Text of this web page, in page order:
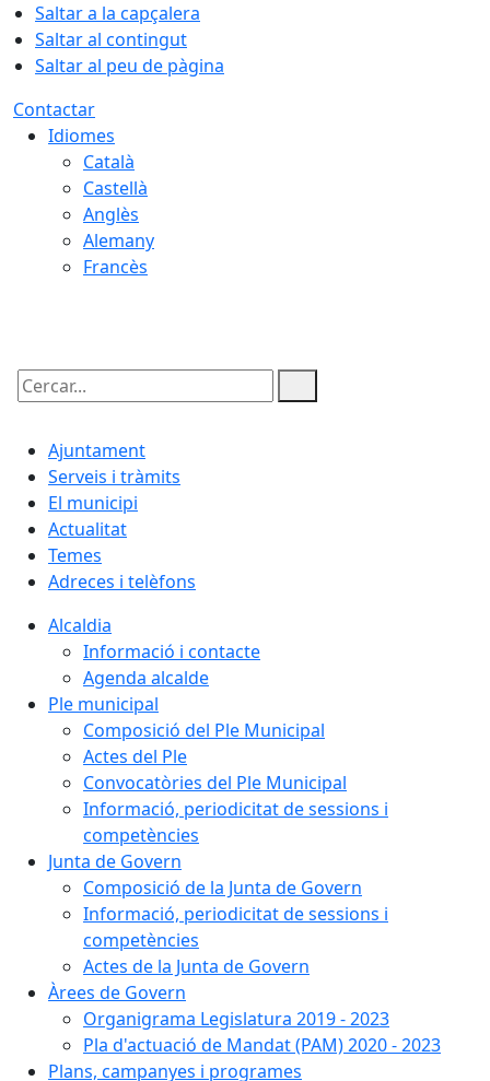
Saltar a la capçalera
Saltar al contingut
Saltar al peu de pàgina
Contactar
Idiomes
Català
Castellà
Anglès
Alemany
Francès
Cercar:
Ajuntament
Serveis i tràmits
El municipi
Actualitat
Temes
Adreces i telèfons
Alcaldia
Informació i contacte
Agenda alcalde
Ple municipal
Composició del Ple Municipal
Actes del Ple
Convocatòries del Ple Municipal
Informació, periodicitat de sessions i
competències
Junta de Govern
Composició de la Junta de Govern
Informació, periodicitat de sessions i
competències
Actes de la Junta de Govern
Àrees de Govern
Organigrama Legislatura 2019 - 2023
Pla d'actuació de Mandat (PAM) 2020 - 2023
Plans, campanyes i programes